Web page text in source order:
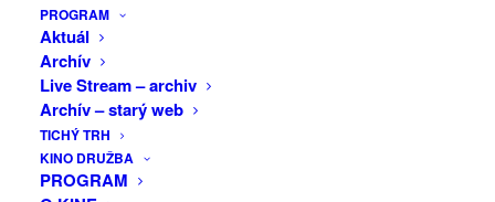
PROGRAM
Aktuál
Archív
Live Stream – archiv
Archív – starý web
TICHÝ TRH
KINO DRUŽBA
PROGRAM
Vás tradičný rytmus na djembe z Guinei,
vyskúšate si techniku hry na tento
hrá celá skupina aj s basovými bubnami
(dundunmi). Pozývame všetkých bez
obmedzenia veku a bez ohľadu na
skúsenosti, djembe je intuitívny a